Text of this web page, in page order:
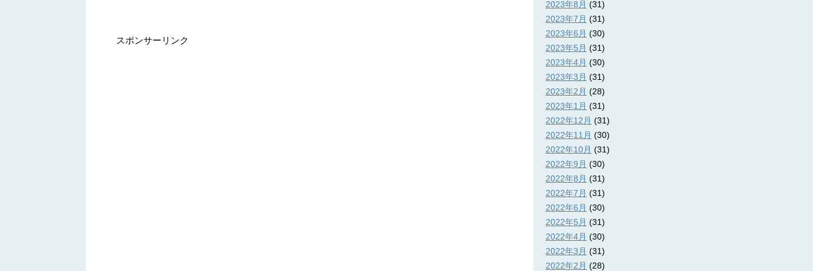
スポンサーリンク
2023年8月 (31)
2023年7月 (31)
2023年6月 (30)
2023年5月 (31)
2023年4月 (30)
2023年3月 (31)
2023年2月 (28)
2023年1月 (31)
2022年12月 (31)
2022年11月 (30)
2022年10月 (31)
2022年9月 (30)
2022年8月 (31)
2022年7月 (31)
2022年6月 (30)
2022年5月 (31)
2022年4月 (30)
2022年3月 (31)
2022年2月 (28)